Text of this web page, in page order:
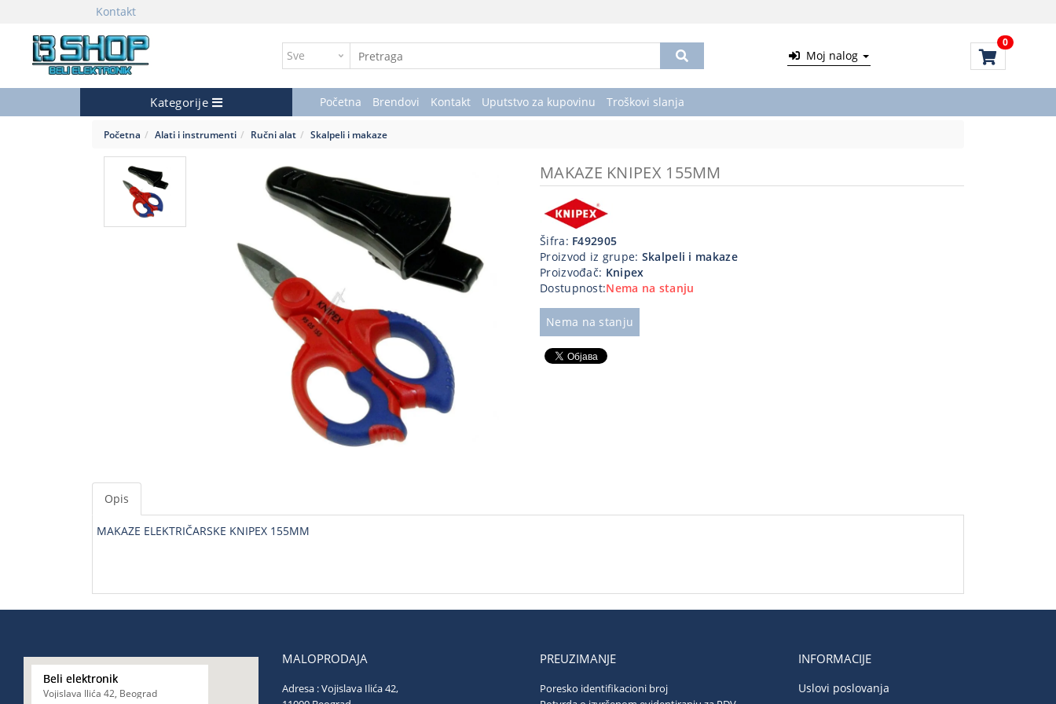
Kontakt
Moj nalog
0
Kategorije Početna Brendovi Kontakt Uputstvo za kupovinu Troškovi slanja
Početna Alati i instrumenti Ručni alat Skalpeli i makaze
MAKAZE KNIPEX 155MM
Šifra: F492905
Proizvod iz grupe: Skalpeli i makaze
Proizvođač: Knipex
Dostupnost:Nema na stanju
Nema na stanju
Opis
MAKAZE ELEKTRIČARSKE KNIPEX 155MM
Beli elektronik
Vojislava Ilića 42, Beograd
MALOPRODAJA
Adresa : Vojislava Ilića 42,
PREUZIMANJE
Poresko identifikacioni broj
INFORMACIJE
Uslovi poslovanja